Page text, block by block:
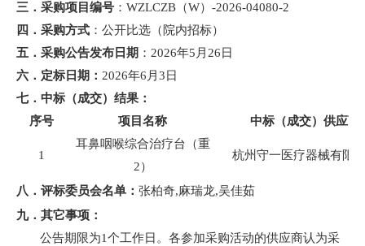
三．采购项目编号 ： WZLCZB（W）-2026-04080-2
四．采购方式 ： 公开比选（ 院内招标）
五．采购公告发布日期 ： 2026年5月26日
六．定标日期： 2026年6月3日
七．中标（成交）结果：
序号
项目名称 中标（成交）供应商
1
耳鼻咽喉综合治疗台（重
2）
杭州守一医疗器械有限
八．评标委员会名单： 张柏奇,麻瑞龙,吴佳茹
九． 其它事项：
公告期限为1个工作日。各参加采购活动的供应商认为采